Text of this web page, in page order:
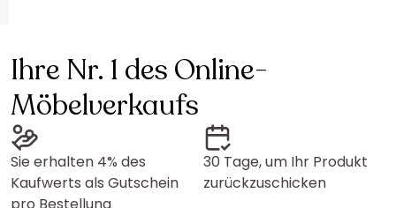
Ihre Nr. 1 des Online-
Möbelverkaufs
Sie erhalten 4% des
Kaufwerts als Gutschein
30 Tage, um Ihr Produkt
zurückzuschicken